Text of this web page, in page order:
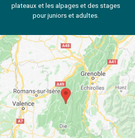
plateaux et les alpages et des stages
pour juniors et adultes.